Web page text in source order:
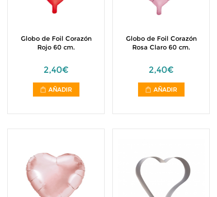
Globo de Foil Corazón
Rojo 60 cm.
2,40€
AÑADIR
Globo de Foil Corazón
Rosa Claro 60 cm.
2,40€
AÑADIR